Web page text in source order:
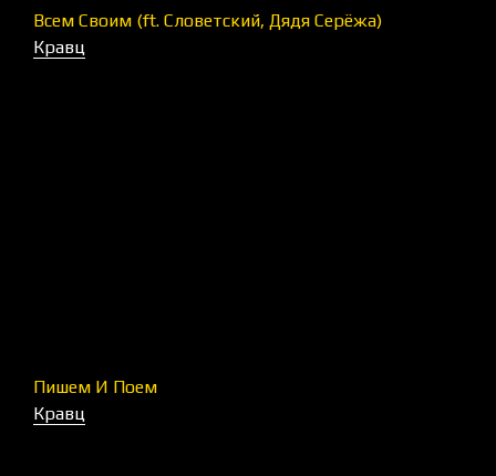
Всем Своим (ft. Словетский, Дядя Серёжа)
Кравц
Пишем И Поем
Кравц